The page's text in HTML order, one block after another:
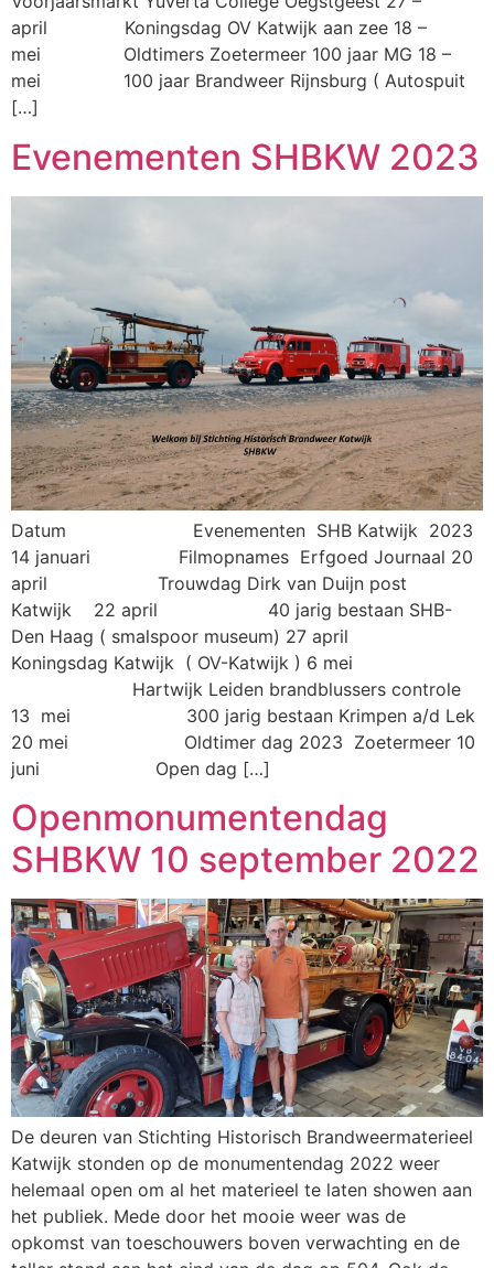
april Koningsdag OV Katwijk aan zee 18 –
mei Oldtimers Zoetermeer 100 jaar MG 18 –
mei 100 jaar Brandweer Rijnsburg ( Autospuit
[…]
Evenementen SHBKW 2023
Datum Evenementen SHB Katwijk 2023
14 januari Filmopnames Erfgoed Journaal 20
april Trouwdag Dirk van Duijn post
Katwijk 22 april 40 jarig bestaan SHB-
Den Haag ( smalspoor museum) 27 april
Koningsdag Katwijk ( OV-Katwijk ) 6 mei
Hartwijk Leiden brandblussers controle
13 mei 300 jarig bestaan Krimpen a/d Lek
20 mei Oldtimer dag 2023 Zoetermeer 10
juni Open dag […]
Openmonumentendag
SHBKW 10 september 2022
De deuren van Stichting Historisch Brandweermaterieel
Katwijk stonden op de monumentendag 2022 weer
helemaal open om al het materieel te laten showen aan
het publiek. Mede door het mooie weer was de
opkomst van toeschouwers boven verwachting en de